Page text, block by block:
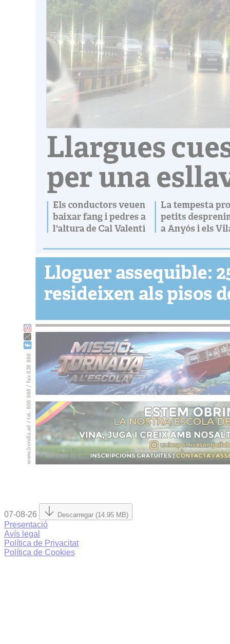
07-08-26 Descarregar (14.95 MB)
Presentació
Avís legal
Política de Privacitat
Política de Cookies